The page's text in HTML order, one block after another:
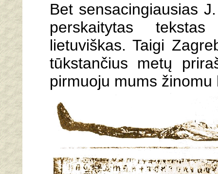
Bet sensacingiausias
perskaitytas
lietuviškas. Taigi
tūkstančius metų
pirmuoju mums